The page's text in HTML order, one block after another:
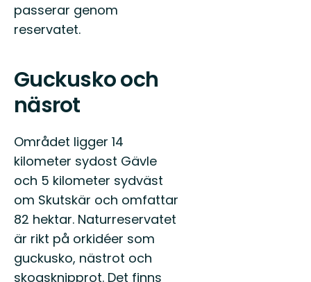
passerar genom
reservatet.
Guckusko och
näsrot
Området ligger 14
kilometer sydost Gävle
och 5 kilometer sydväst
om Skutskär och omfattar
82 hektar. Naturreservatet
är rikt på orkidéer som
guckusko, nästrot och
skogsknipprot. Det finns